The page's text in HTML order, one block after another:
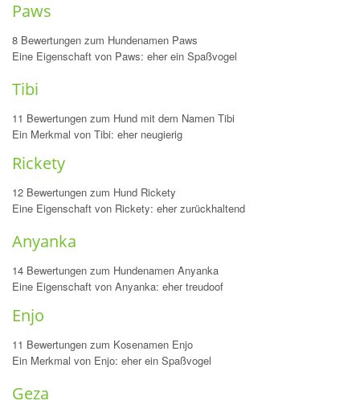
Paws
8 Bewertungen zum Hundenamen Paws
Eine Eigenschaft von Paws: eher ein Spaßvogel
Tibi
11 Bewertungen zum Hund mit dem Namen Tibi
Ein Merkmal von Tibi: eher neugierig
Rickety
12 Bewertungen zum Hund Rickety
Eine Eigenschaft von Rickety: eher zurückhaltend
Anyanka
14 Bewertungen zum Hundenamen Anyanka
Eine Eigenschaft von Anyanka: eher treudoof
Enjo
11 Bewertungen zum Kosenamen Enjo
Ein Merkmal von Enjo: eher ein Spaßvogel
Geza